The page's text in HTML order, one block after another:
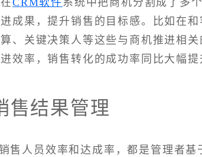
CRM软件系统中把商机分割成了多
成果，提升销售的目标感。比如在
、关键决策人等这些与商机推进相
效率，销售转化的成功率同比大幅提
售结果管理
售人员效率和达成率，都是管理者